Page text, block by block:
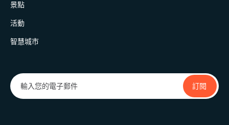
景點
活動
智慧城市